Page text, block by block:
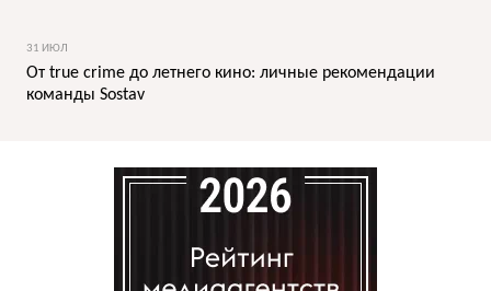
31 ИЮЛ
От true crime до летнего кино: личные рекомендации
команды Sostav